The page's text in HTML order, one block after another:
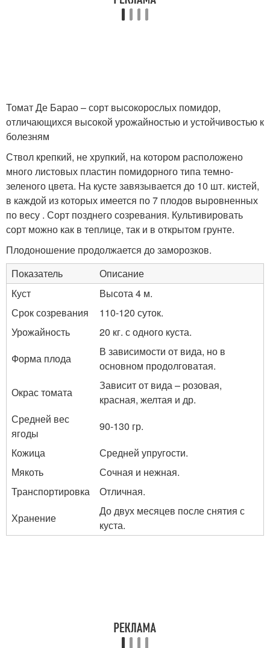
Томат Де Барао – сорт высокорослых помидор,
отличающихся высокой урожайностью и устойчивостью к
болезням
Ствол крепкий, не хрупкий, на котором расположено
много листовых пластин помидорного типа темно-
зеленого цвета. На кусте завязывается до 10 шт. кистей,
в каждой из которых имеется по 7 плодов выровненных
по весу . Сорт позднего созревания. Культивировать
сорт можно как в теплице, так и в открытом грунте.
Плодоношение продолжается до заморозков.
Показатель
Описание
Куст
Высота 4 м.
Срок созревания
110-120 суток.
Урожайность
20 кг. с одного куста.
Форма плода
В зависимости от вида, но в
основном продолговатая.
Окрас томата
Зависит от вида – розовая,
красная, желтая и др.
Средней вес
ягоды
90-130 гр.
Кожица
Средней упругости.
Мякоть
Сочная и нежная.
Транспортировка
Отличная.
Хранение
До двух месяцев после снятия с
куста.